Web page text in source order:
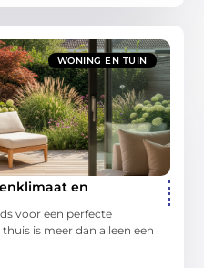
WONING EN TUIN
en
voor een perfecte
is meer dan alleen een